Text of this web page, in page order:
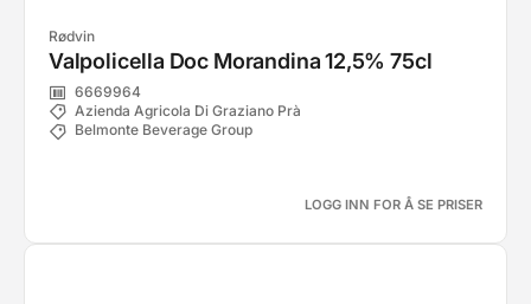
Rødvin
Valpolicella Doc Morandina 12,5% 75cl
6669964
Azienda Agricola Di Graziano Prà
Belmonte Beverage Group
LOGG INN FOR Å SE PRISER